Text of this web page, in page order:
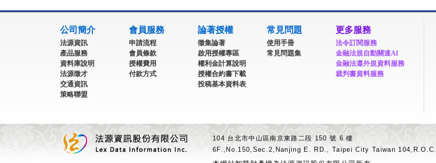
公司簡介
法源資訊
產品服務
資料庫說明
法源徵才
交通資訊
策略聯盟
會員服務
申請流程
會員條款
授權費用
付款方式
論著授權
徵集論著
啟用授權專區
權利金計算說明
授權合約書下載
投稿基本資料表
常見問題
使用手冊
常見問題集
更多服務
法令訂閱服務
金融法規自動關連AI
金融法遵外規資料服務
裁判書資料服務
104 台北市中山區南京東路二段 150 號 6 樓
6F.,No.150,Sec.2,Nanjing E. RD., Taipei City Taiwan 104,R.O.C.